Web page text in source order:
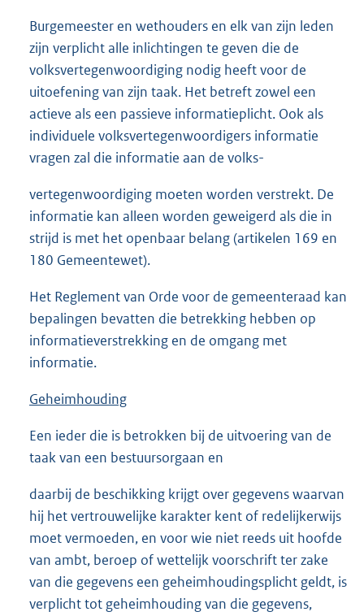
Burgemeester en wethouders en elk van zijn leden
zijn verplicht alle inlichtingen te geven die de
volksvertegenwoordiging nodig heeft voor de
uitoefening van zijn taak. Het betreft zowel een
actieve als een passieve informatieplicht. Ook als
individuele volksvertegenwoordigers informatie
vragen zal die informatie aan de volks-
vertegenwoordiging moeten worden verstrekt. De
informatie kan alleen worden geweigerd als die in
strijd is met het openbaar belang (artikelen 169 en
180 Gemeentewet).
Het Reglement van Orde voor de gemeenteraad kan
bepalingen bevatten die betrekking hebben op
informatieverstrekking en de omgang met
informatie.
Geheimhouding
Een ieder die is betrokken bij de uitvoering van de
taak van een bestuursorgaan en
daarbij de beschikking krijgt over gegevens waarvan
hij het vertrouwelijke karakter kent of redelijkerwijs
moet vermoeden, en voor wie niet reeds uit hoofde
van ambt, beroep of wettelijk voorschrift ter zake
van die gegevens een geheimhoudingsplicht geldt, is
verplicht tot geheimhouding van die gegevens,